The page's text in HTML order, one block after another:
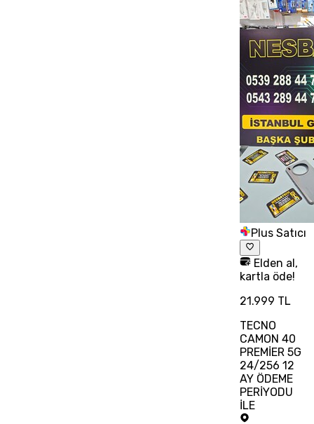
Plus Satıcı
Elden al,
kartla öde!
21.999 TL
TECNO
CAMON 40
PREMİER 5G
24/256 12
AY ÖDEME
PERİYODU
İLE